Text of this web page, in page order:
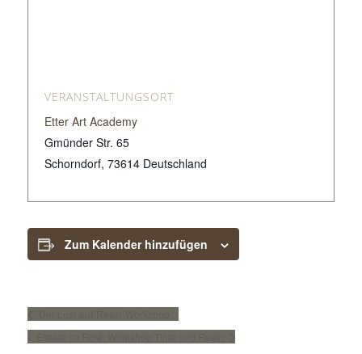
VERANSTALTUNGSORT
Etter Art Academy
Gmünder Str. 65
Schorndorf, 73614 Deutschland
Zum Kalender hinzufügen